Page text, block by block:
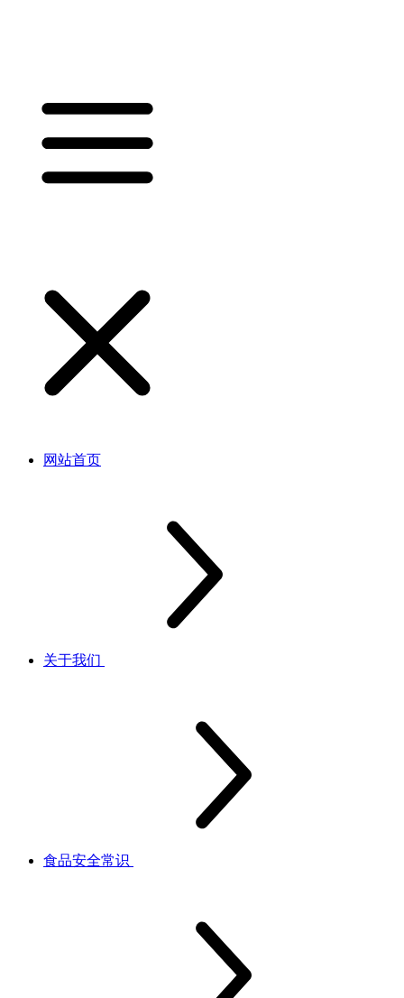
网站首页
关于我们
食品安全常识